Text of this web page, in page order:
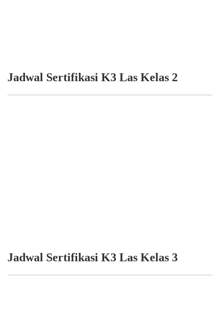
Jadwal Sertifikasi K3 Las Kelas 2
Jadwal Sertifikasi K3 Las Kelas 3